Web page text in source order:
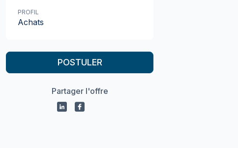
PROFIL
Achats
POSTULER
Partager l'offre